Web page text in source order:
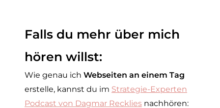
Falls du mehr über mich
hören willst:
Wie genau ich Webseiten an einem Tag
erstelle, kannst du im Strategie-Experten
Podcast von Dagmar Recklies nachhören: